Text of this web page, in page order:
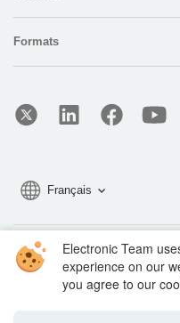
Electronic Team
experience on our
you agree to our
Formats
Français
Copyright © 2026 Electronic
Legal Information.
11890 Sunrise Valley Dr, Ste 111,